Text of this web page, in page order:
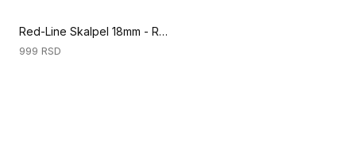
Red-Line Skalpel 18mm - Red-Line 18mm / RC 19 (Ručni alati za podove)
999 RSD